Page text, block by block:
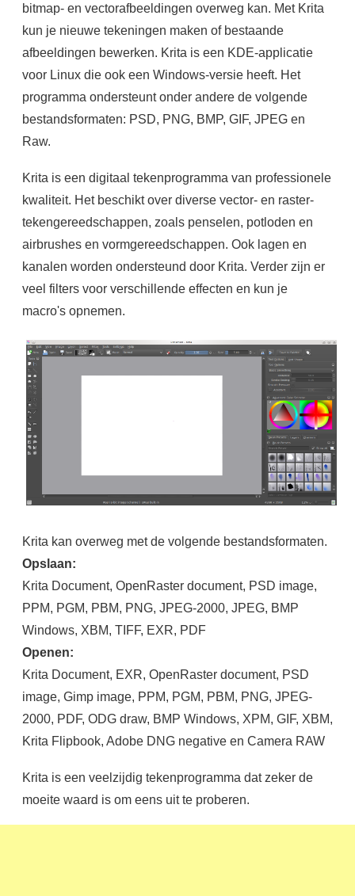
bitmap- en vectorafbeeldingen overweg kan. Met Krita
kun je nieuwe tekeningen maken of bestaande
afbeeldingen bewerken. Krita is een KDE-applicatie
voor Linux die ook een Windows-versie heeft. Het
programma ondersteunt onder andere de volgende
bestandsformaten: PSD, PNG, BMP, GIF, JPEG en
Raw.
Krita is een digitaal tekenprogramma van professionele
kwaliteit. Het beschikt over diverse vector- en raster-
tekengereedschappen, zoals penselen, potloden en
airbrushes en vormgereedschappen. Ook lagen en
kanalen worden ondersteund door Krita. Verder zijn er
veel filters voor verschillende effecten en kun je
macro's opnemen.
Krita kan overweg met de volgende bestandsformaten.
Opslaan:
Krita Document, OpenRaster document, PSD image,
PPM, PGM, PBM, PNG, JPEG-2000, JPEG, BMP
Windows, XBM, TIFF, EXR, PDF
Openen:
Krita Document, EXR, OpenRaster document, PSD
image, Gimp image, PPM, PGM, PBM, PNG, JPEG-
2000, PDF, ODG draw, BMP Windows, XPM, GIF, XBM,
Krita Flipbook, Adobe DNG negative en Camera RAW
Krita is een veelzijdig tekenprogramma dat zeker de
moeite waard is om eens uit te proberen.